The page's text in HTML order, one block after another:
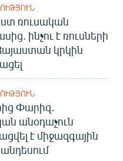
ռուսական
ինչու է ռուսների
կրկին
Փարիզ․
անօդաչուն
է միջազգային